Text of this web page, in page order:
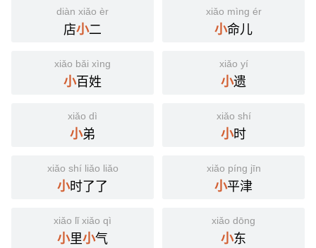
diàn xiǎo èr
店小二
xiǎo mìng ér
小命儿
xiǎo bǎi xìng
小百姓
xiǎo yí
小遗
xiǎo dì
小弟
xiǎo shí
小时
xiǎo shí liǎo liǎo
小时了了
xiǎo píng jīn
小平津
xiǎo lǐ xiǎo qì
小里小气
xiǎo dōng
小东